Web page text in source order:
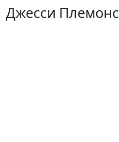
Джесси Племонс